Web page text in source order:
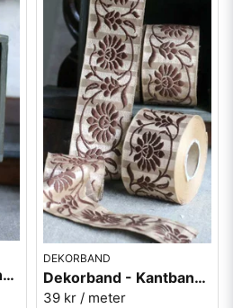
Dekorband - Kantband i textil Nr 67
DEKORBAND
Dekorband - Kantband i textil Nr 62
39 kr / meter